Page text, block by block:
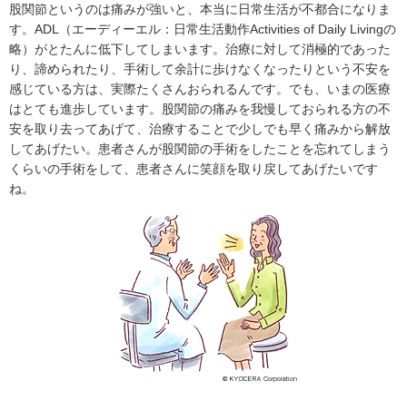
股関節というのは痛みが強いと、本当に日常生活が不都合になりま
す。ADL（エーディーエル：日常生活動作Activities of Daily Livingの
略）がとたんに低下してしまいます。治療に対して消極的であった
り、諦められたり、手術して余計に歩けなくなったりという不安を
感じている方は、実際たくさんおられるんです。でも、いまの医療
はとても進歩しています。股関節の痛みを我慢しておられる方の不
安を取り去ってあげて、治療することで少しでも早く痛みから解放
してあげたい。患者さんが股関節の手術をしたことを忘れてしまう
くらいの手術をして、患者さんに笑顔を取り戻してあげたいです
ね。